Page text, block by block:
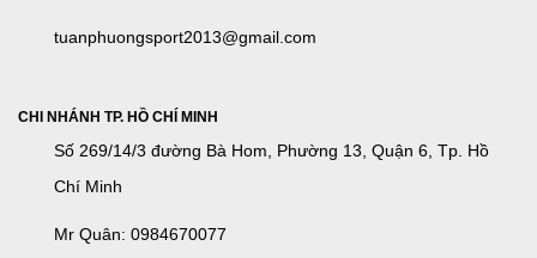
tuanphuongsport2013@gmail.com
CHI NHÁNH TP. HỒ CHÍ MINH
Số 269/14/3 đường Bà Hom, Phường 13, Quận 6, Tp. Hồ
Chí Minh
Mr Quân: 0984670077